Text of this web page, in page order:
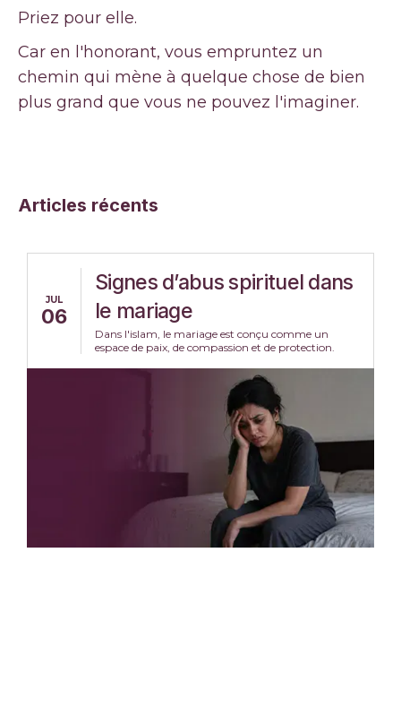
Priez pour elle.
Car en l'honorant, vous empruntez un
chemin qui mène à quelque chose de bien
plus grand que vous ne pouvez l'imaginer.
Articles récents
JUL
06
Signes d’abus spirituel dans
le mariage
Dans l'islam, le mariage est conçu comme un
espace de paix, de compassion et de protection.